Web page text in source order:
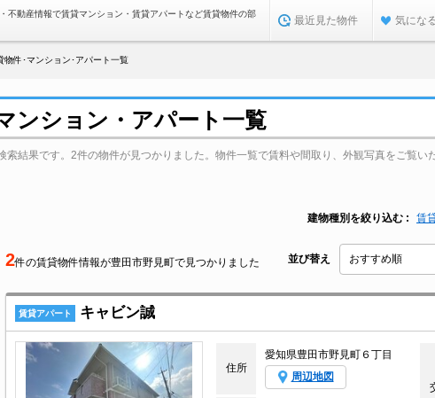
不動産情報で賃貸マンション・賃貸アパートなど賃貸物件の部
最近見た物件 気にな
物件･マンション･アパート一覧
ンション・アパート一覧
結果です。2件の物件が見つかりました。物件一覧で賃料や間取り、外観写真をご覧い
建物種別を絞り込む 賃
2件の賃貸物件情報が豊田市野見町で見つかりました 並び替え
賃貸アパート キャビン誠
住所
愛知県豊田市野見町６丁目
周辺地図